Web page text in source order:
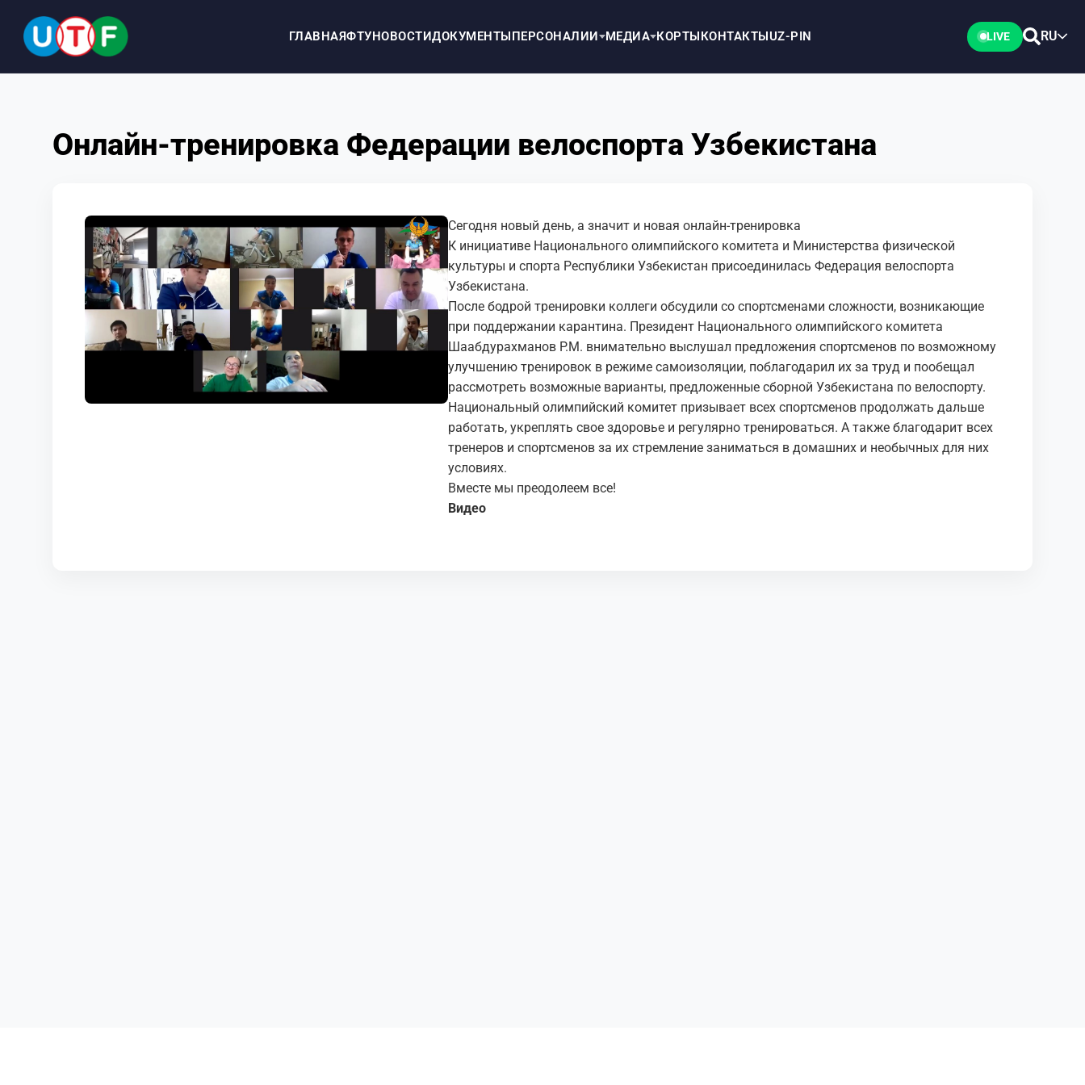
ГЛАВНАЯФТУНОВОСТИДОКУМЕНТЫПЕРСОНАЛИИ МЕДИА КОРТЫКОНТАКТЫUZ-PIN LIVE RU
НОВОСТИ
ДОКУМЕНТЫ
ПЕРСОНАЛИИ
Онлайн-тренировка Федерации велоспорта Узбекистана
Сегодня новый день, а значит и новая онлайн-тренировка
К инициативе Национального олимпийского комитета и Министерства физической
культуры и спорта Республики Узбекистан присоединилась Федерация велоспорта
Узбекистана.
После бодрой тренировки коллеги обсудили со спортсменами сложности, возникающие
при поддержании карантина. Президент Национального олимпийского комитета
Шаабдурахманов Р.М. внимательно выслушал предложения спортсменов по возможному
улучшению тренировок в режиме самоизоляции, поблагодарил их за труд и пообещал
рассмотреть возможные варианты, предложенные сборной Узбекистана по велоспорту.
Национальный олимпийский комитет призывает всех спортсменов продолжать дальше
работать, укреплять свое здоровье и регулярно тренироваться. А также благодарит всех
тренеров и спортсменов за их стремление заниматься в домашних и необычных для них
условиях.
Вместе мы преодолеем все!
Видео